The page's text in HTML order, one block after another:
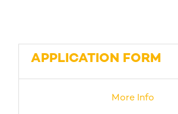
APPLICATION FORM
More Info